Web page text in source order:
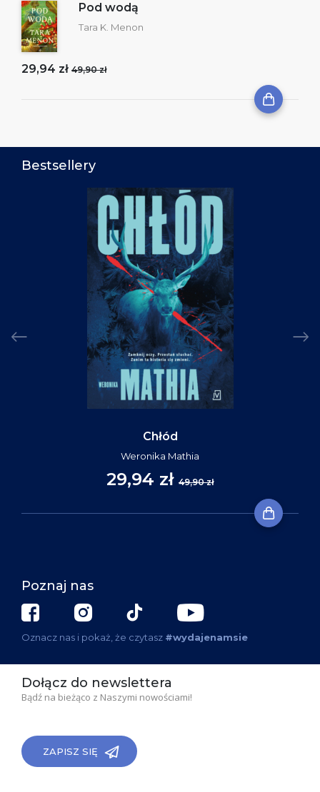
Pod wodą
Tara K. Menon
29,94 zł 49,90 zł
Bestsellery
Chłód
Weronika Mathia
29,94 zł 49,90 zł
Poznaj nas
Oznacz nas i pokaż, że czytasz #wydajenamsie
Dołącz do newslettera
Bądź na bieżąco z Naszymi nowościami!
ZAPISZ SIĘ